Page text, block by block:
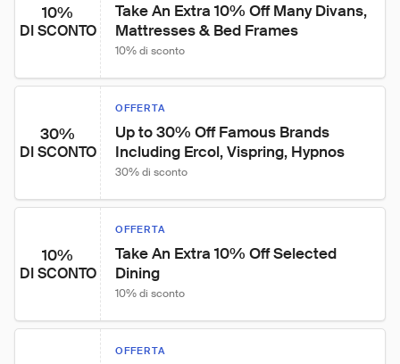
10%
DI SCONTO
Take An Extra 10% Off Many Divans,
Mattresses & Bed Frames
10% di sconto
30%
DI SCONTO
OFFERTA
Up to 30% Off Famous Brands
Including Ercol, Vispring, Hypnos
30% di sconto
10%
DI SCONTO
OFFERTA
Take An Extra 10% Off Selected
Dining
10% di sconto
OFFERTA